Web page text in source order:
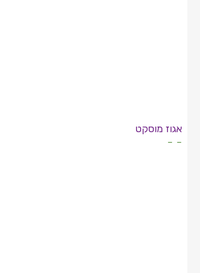
אגוז מוסקט
- -